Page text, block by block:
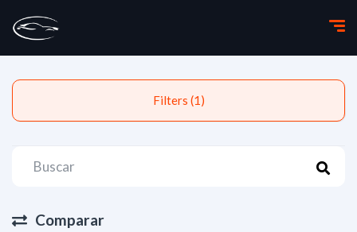
Filters (1)
Comparar